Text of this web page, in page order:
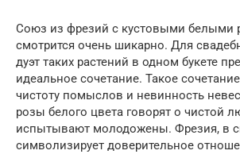
Союз из фрезий с кустовыми белыми
смотрится очень шикарно. Для
дуэт таких растений в одном букете
идеальное сочетание. Такое
чистоту помыслов и невинность
розы белого цвета говорят о чистой
испытывают молодожены. Фрезия, в
символизирует доверительное